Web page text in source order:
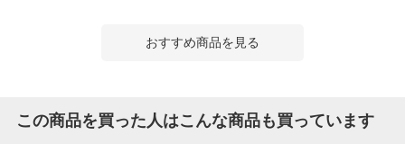
おすすめ商品を見る
この商品を買った人はこんな商品も買っています